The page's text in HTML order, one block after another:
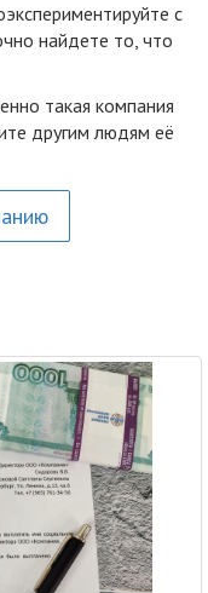
с
найдете то, что
такая компания
другим людям её